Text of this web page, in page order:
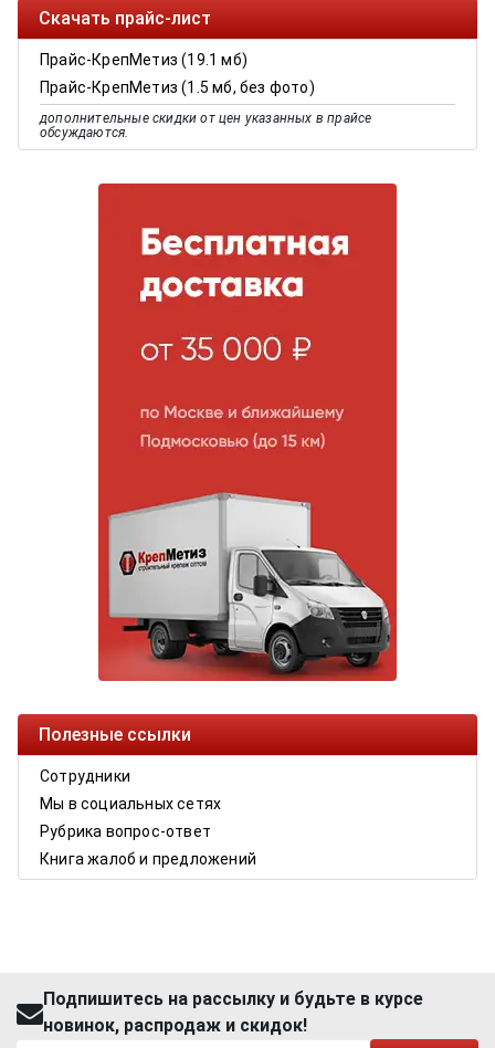
Скачать прайс-лист
Прайс-КрепМетиз (19.1 мб)
Прайс-КрепМетиз (1.5 мб, без фото)
дополнительные скидки от цен указанных в прайсе
обсуждаются.
Полезные ссылки
Сотрудники
Мы в социальных сетях
Рубрика вопрос-ответ
Книга жалоб и предложений
Подпишитесь на рассылку и будьте в курсе
новинок, распродаж и скидок!